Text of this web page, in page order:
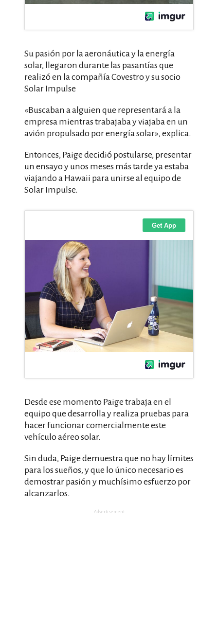
Su pasión por la aeronáutica y la energía
solar, llegaron durante las pasantías que
realizó en la compañía Covestro y su socio
Solar Impulse
«Buscaban a alguien que representará a la
empresa mientras trabajaba y viajaba en un
avión propulsado por energía solar», explica.
Entonces, Paige decidió postularse, presentar
un ensayo y unos meses más tarde ya estaba
viajando a Hawaii para unirse al equipo de
Solar Impulse.
Desde ese momento Paige trabaja en el
equipo que desarrolla y realiza pruebas para
hacer funcionar comercialmente este
vehículo aéreo solar.
Sin duda, Paige demuestra que no hay límites
para los sueños, y que lo único necesario es
demostrar pasión y muchísimo esfuerzo por
alcanzarlos.
Advertisement